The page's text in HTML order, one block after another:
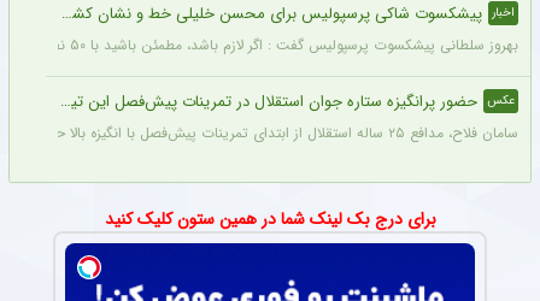
اخبار پیشکسوت شاکی پرسپولیس برای محسن خلیلی خط و نشان کشید + جزئیات
بهروز سلطانی پیشکسوت پرسپولیس گفت : اگر لازم باشد، مطمئن باشید با ۵۰ نفر از پیشکسوتان پرسپولیس مقابل ساختمان این باشگاه تجمع خواهیم کرد و خواهان برخورد جدی و عزل محسن خلیلی خواهیم شد. اصلاً این آقا بازیکن سایپا است نه پیشکسوت پرسپولیس.
عکس حضور پرانگیزه ستاره جوان استقلال در تمرینات پیش‌فصل این تیم + عکس
سامان فلاح، مدافع ۲۵ ساله استقلال از ابتدای تمرینات پیش‌فصل با انگیزه بالا حاضر بوده و پیراهن شماره ۶ را در استقلال انتخاب کرده است. فلاح امیدوار است با درخشش در ترکیب آبی‌پوشان، اعتماد بختیاری‌زاده را جلب کرده و به جام ملت‌های آسیا برسد.
برای درج بک لینک شما در همین ستون کلیک کنید